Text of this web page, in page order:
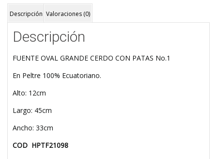
Descripción Valoraciones (0)
Descripción
FUENTE OVAL GRANDE CERDO CON PATAS No.1
En Peltre 100% Ecuatoriano.
Alto: 12cm
Largo: 45cm
Ancho: 33cm
COD HPTF21098